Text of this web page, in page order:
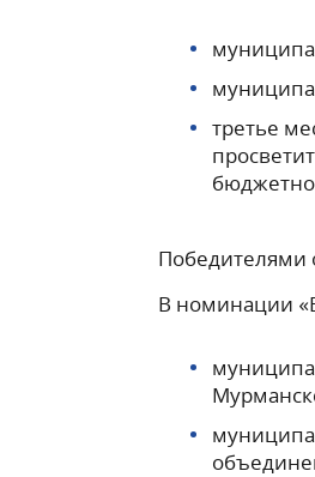
третье
Победителями
В номинации